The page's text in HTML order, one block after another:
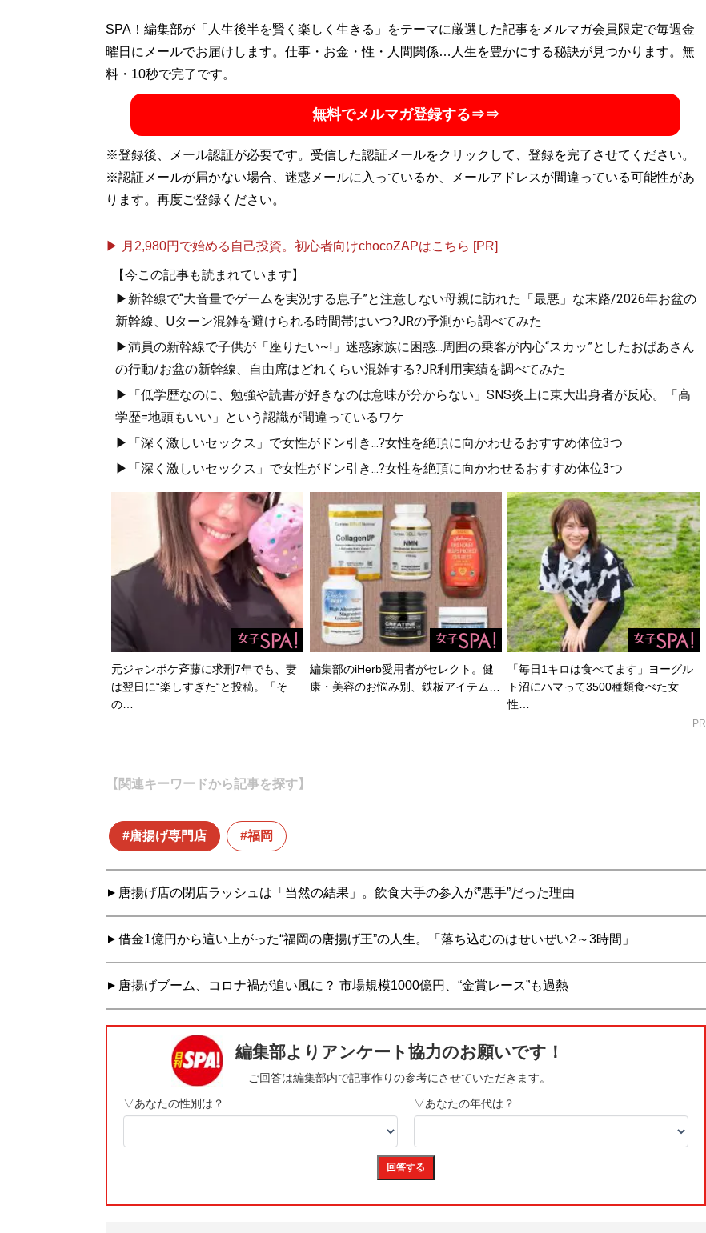
Boogie the マッハモータースのドラマーとして、NHK「大！天才てれびくん」の主題歌を担当し、サエ
キけんぞうや野宮真貴らのバックバンドも務める。またBS朝日「世界の名画」をはじめ、放送作家とし
ても活動し、Webサイト「世界の美術館」での美術コラムやニュースサイト「TABLO」での珍スポット
連載を執筆。そのほか、旅行会社などで仏像解説も。
SPA！編集部が「人生後半を賢く楽しく生きる」をテーマに厳選した記事をメルマガ会員限定で毎週金
曜日にメールでお届けします。仕事・お金・性・人間関係…人生を豊かにする秘訣が見つかります。無
料・10秒で完了です。
無料でメルマガ登録する⇒⇒
※登録後、メール認証が必要です。受信した認証メールをクリックして、登録を完了させてください。
※認証メールが届かない場合、迷惑メールに入っているか、メールアドレスが間違っている可能性があ
ります。再度ご登録ください。
▶ 月2,980円で始める自己投資。初心者向けchocoZAPはこちら [PR]
【今この記事も読まれています】
▶新幹線で“大音量でゲームを実況する息子”と注意しない母親に訪れた「最悪」な末路/2026年お盆の
新幹線、Uターン混雑を避けられる時間帯はいつ?JRの予測から調べてみた
▶満員の新幹線で子供が「座りたい~!」迷惑家族に困惑...周囲の乗客が内心“スカッ”としたおばあさん
の行動/お盆の新幹線、自由席はどれくらい混雑する?JR利用実績を調べてみた
▶「低学歴なのに、勉強や読書が好きなのは意味が分からない」SNS炎上に東大出身者が反応。「高
学歴=地頭もいい」という認識が間違っているワケ
▶「深く激しいセックス」で女性がドン引き...?女性を絶頂に向かわせるおすすめ体位3つ
▶「深く激しいセックス」で女性がドン引き...?女性を絶頂に向かわせるおすすめ体位3つ
元ジャンポケ斉藤に求刑7年でも、妻
は翌日に“楽しすぎた“と投稿。「そ
の…
編集部のiHerb愛用者がセレクト。健
康・美容のお悩み別、鉄板アイテム…
「毎日1キロは食べてます」ヨーグル
ト沼にハマって3500種類食べた女
性…
PR
【関連キーワードから記事を探す】
唐揚げ専門店 福岡
唐揚げ店の閉店ラッシュは「当然の結果」。飲食大手の参入が”悪手”だった理由
借金1億円から這い上がった“福岡の唐揚げ王”の人生。「落ち込むのはせいぜい2～3時間」
唐揚げブーム、コロナ禍が追い風に？ 市場規模1000億円、“金賞レース”も過熱